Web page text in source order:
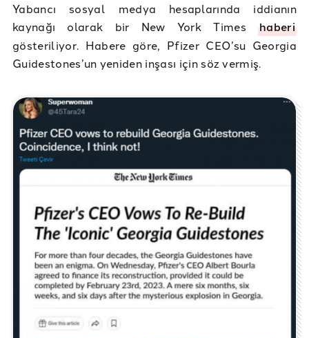
Yabancı sosyal medya hesaplarında iddianın
kaynağı olarak bir New York Timeshaberi
gösteriliyor. Habere göre, Pfizer CEO’su Georgia
Guidestones’un yeniden inşası için söz vermiş.